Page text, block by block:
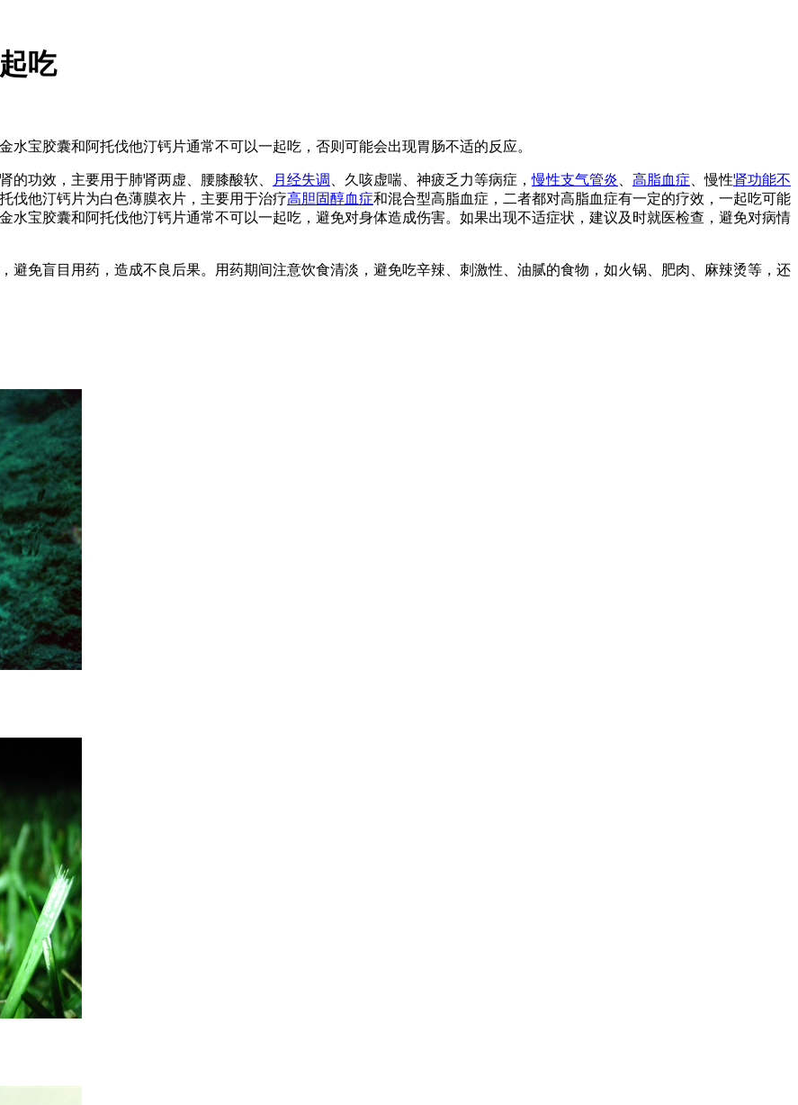
吃
宝胶囊和阿托伐他汀钙片通常不可以一起吃，否则可能会出现胃肠不适的反应。
的功效，主要用于肺肾两虚、腰膝酸软、 月经失调 、久咳虚喘、神疲乏力等病症，慢性支气管炎 高脂血症 、慢性肾功能不
伐他汀钙片为白色薄膜衣片，主要用于治疗高胆固醇血症和混合型高脂血症，二者都对高脂血症有一定的疗效，一起吃可能
水宝胶囊和阿托伐他汀钙片通常不可以一起吃，避免对身体造成伤害。如果出现不适症状，建议及时就医检查，避免对病情
避免盲目用药，造成不良后果。用药期间注意饮食清淡，避免吃辛辣、刺激性、油腻的食物，如火锅、肥肉、麻辣烫等，还